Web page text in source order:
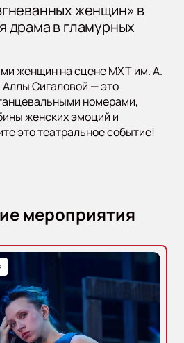
женщин» в
драма в гламурных
женщин на сцене МХТ им. А.
Сигаловой — это
номерами,
женских эмоций и
это театральное событие!
мероприятия